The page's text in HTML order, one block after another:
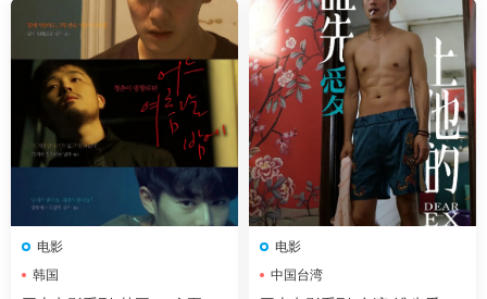
本网站为一次付费全站免费模式。
♥无法获取邮箱验证码： 如修改密码时无法收到邮箱
信息，请手动登陆您的邮箱后刷新一下，或者联系微
信客服（tianyouwuwang）后台帮您修改。
如需求片请跳转论坛
求片区
留言，如碰到问题请转论
坛
问题反馈区留言。
后未获得卡号卡密：付款
后稍几秒，不要关闭页
面，或者到付款页顶上「订单查询」进行查询。
会员与密码获取教程 ：不知如何使用密码和如何获取
会员账号可查看本教程（会员获取教程）
视频显示失败，刷新下页面即可。
电影
韩国
电影
中国台湾